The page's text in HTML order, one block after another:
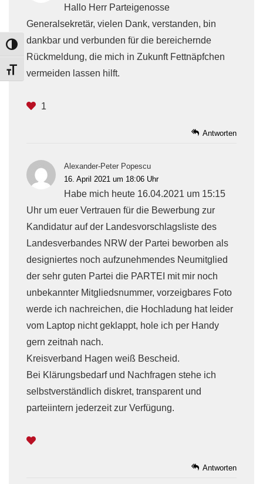
TOGGLE HIGH CONTRAST
TOGGLE FONT SIZE
Hallo Herr Parteigenosse
Generalsekretär, vielen Dank, verstanden, bin
dankbar und verbunden für die bereichernde
Rückmeldung, die mich in Zukunft Fettnäpfchen
vermeiden lassen hilft.
1
Antworten
Alexander-Peter Popescu
16. April 2021 um 18:06 Uhr
Habe mich heute 16.04.2021 um 15:15
Uhr um euer Vertrauen für die Bewerbung zur
Kandidatur auf der Landesvorschlagsliste des
Landesverbandes NRW der Partei beworben als
designiertes noch aufzunehmendes Neumitglied
der sehr guten Partei die PARTEI mit mir noch
unbekannter Mitgliedsnummer, vorzeigbares Foto
werde ich nachreichen, die Hochladung hat leider
vom Laptop nicht geklappt, hole ich per Handy
gern zeitnah nach.
Kreisverband Hagen weiß Bescheid.
Bei Klärungsbedarf und Nachfragen stehe ich
selbstverständlich diskret, transparent und
parteiintern jederzeit zur Verfügung.
Antworten